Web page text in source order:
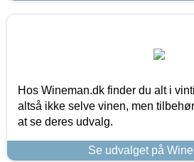
Hos Wineman.dk finder du alt i
altså ikke selve vinen, men
at se deres udvalg.
Se udvalget på